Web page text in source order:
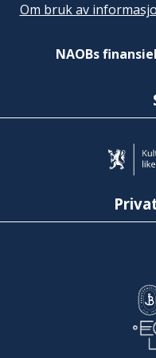
Om bruk av
NAOBs